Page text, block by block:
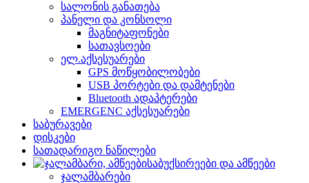
სალონის განათება
პანელი და კონსოლი
მაგნიტაფონები
სათავსოები
ელ.აქსესუარები
GPS მოწყობილობები
USB პორტები და დამტენები
Bluetooth ადაპტერები
EMERGENC აქსესუარები
საბურავები
დისკები
სათადარიგო ნაწილები
საბუქსირეები და ამწეები
ჯალამბარები